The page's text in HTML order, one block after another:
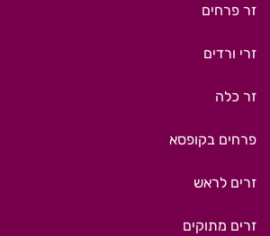
זר פרחים
זרי ורדים
זר כלה
פרחים בקופסא
זרים לראש
זרים מתוקים